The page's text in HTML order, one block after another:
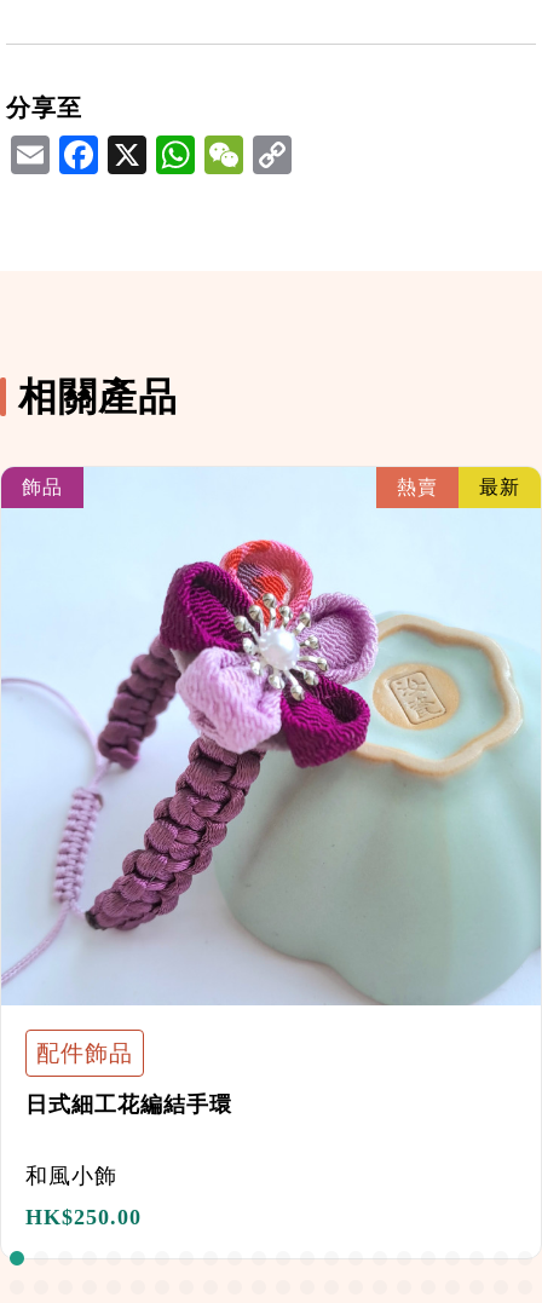
分享至
EmailFacebook
X WhatsApp
WeChat
相關產品
飾品 熱賣 最新
配件飾品
日式細工花編結手環
和風小飾
HK$250.00
link